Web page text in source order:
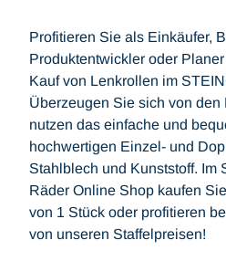
Profitieren Sie als Einkäufer,
Produktentwickler oder
Kauf von Lenkrollen im
Überzeugen Sie sich von den
nutzen das einfache und
hochwertigen Einzel- und
Stahlblech und Kunststoff. Im
Räder Online Shop kaufen
von 1 Stück oder profitieren
von unseren Staffelpreisen!